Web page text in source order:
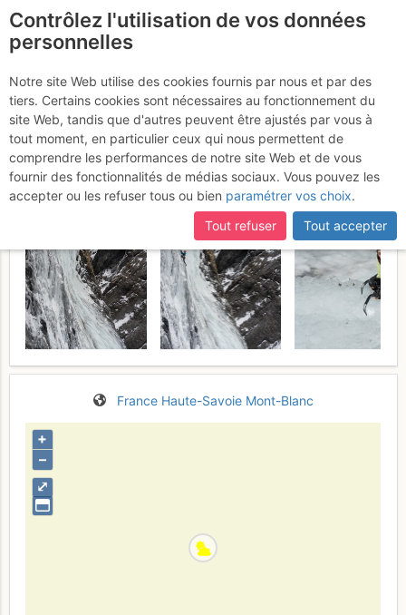
La Gruvaz : Cascade de
la Gruvaz
Lundi 30 janvier 2017
France Haute-Savoie Mont-Blanc
⤢
+
–
Contrôlez l'utilisation de vos données
personnelles
Notre site Web utilise des cookies fournis par nous et par des
tiers. Certains cookies sont nécessaires au fonctionnement du
site Web, tandis que d'autres peuvent être ajustés par vous à
tout moment, en particulier ceux qui nous permettent de
comprendre les performances de notre site Web et de vous
fournir des fonctionnalités de médias sociaux. Vous pouvez les
accepter ou les refuser tous ou bien paramétrer vos choix.
Tout refuser
Tout accepter